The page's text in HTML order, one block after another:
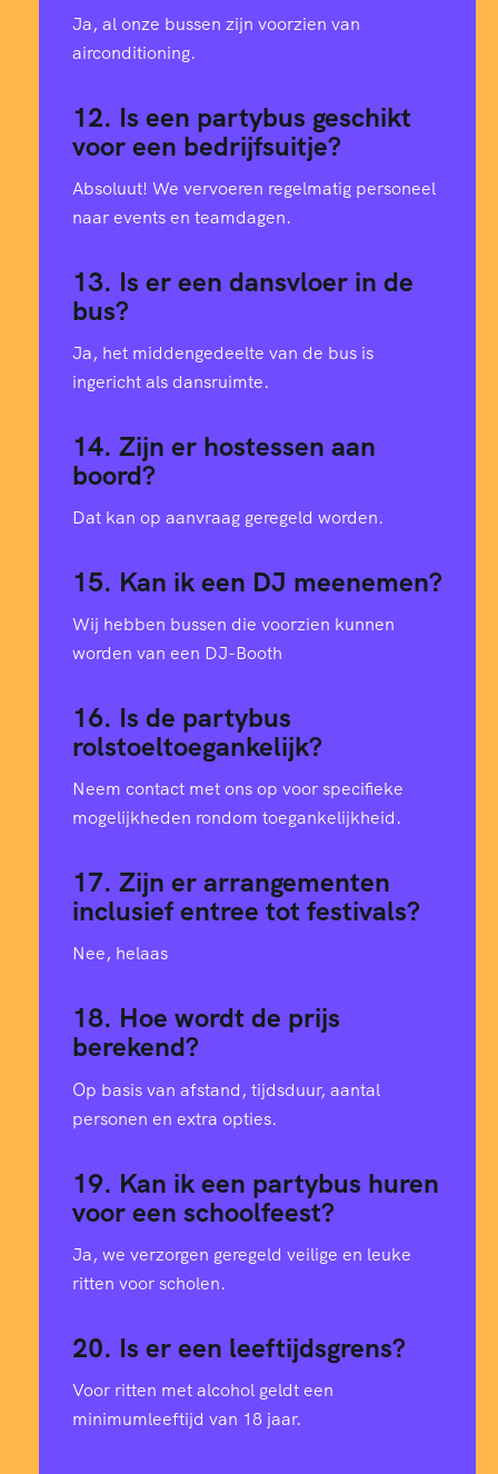
Ja, al onze bussen zijn voorzien van
airconditioning.
12. Is een partybus geschikt
voor een bedrijfsuitje?
Absoluut! We vervoeren regelmatig personeel
naar events en teamdagen.
13. Is er een dansvloer in de
bus?
Ja, het middengedeelte van de bus is
ingericht als dansruimte.
14. Zijn er hostessen aan
boord?
Dat kan op aanvraag geregeld worden.
15. Kan ik een DJ meenemen?
Wij hebben bussen die voorzien kunnen
worden van een DJ-Booth
16. Is de partybus
rolstoeltoegankelijk?
Neem contact met ons op voor specifieke
mogelijkheden rondom toegankelijkheid.
17. Zijn er arrangementen
inclusief entree tot festivals?
Nee, helaas
18. Hoe wordt de prijs
berekend?
Op basis van afstand, tijdsduur, aantal
personen en extra opties.
19. Kan ik een partybus huren
voor een schoolfeest?
Ja, we verzorgen geregeld veilige en leuke
ritten voor scholen.
20. Is er een leeftijdsgrens?
Voor ritten met alcohol geldt een
minimumleeftijd van 18 jaar.